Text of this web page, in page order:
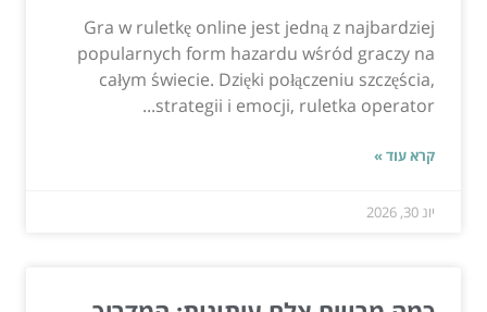
Gra w ruletkę online jest jedną z najbardziej
popularnych form hazardu wśród graczy na
całym świecie. Dzięki połączeniu szczęścia,
strategii i emocji, ruletka operator...
קרא עוד »
יונ 30, 2026